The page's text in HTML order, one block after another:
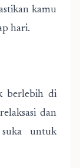
kamu
hari.
berlebih di
dan
untuk